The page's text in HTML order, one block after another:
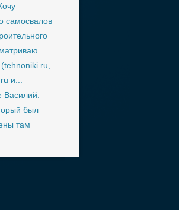
самосвалов
и...
Василий.
был
там